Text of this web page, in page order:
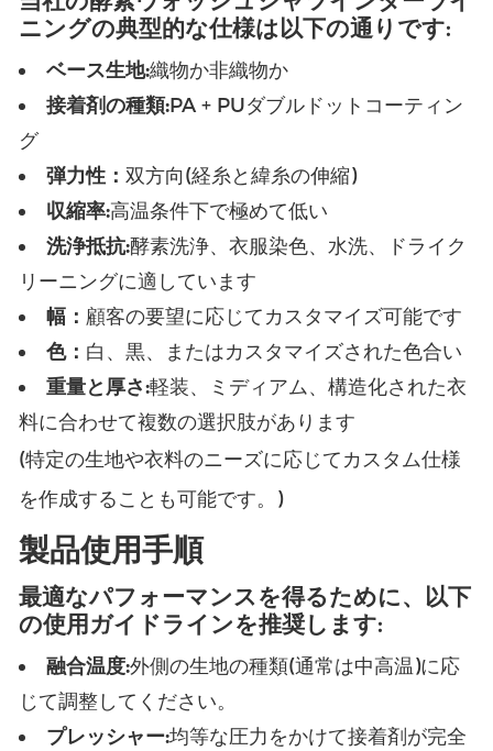
ニングの典型的な仕様は以下の通りです:
ベース生地:織物か非織物か
接着剤の種類:PA + PUダブルドットコーティン
グ
弾力性：双方向(経糸と緯糸の伸縮)
収縮率:高温条件下で極めて低い
洗浄抵抗:酵素洗浄、衣服染色、水洗、ドライク
リーニングに適しています
幅： 顧客の要望に応じてカスタマイズ可能です
色： 白、黒、またはカスタマイズされた色合い
重量と厚さ:軽装、ミディアム、構造化された衣
料に合わせて複数の選択肢があります
(特定の生地や衣料のニーズに応じてカスタム仕様
を作成することも可能です。)
製品使用手順
最適なパフォーマンスを得るために、以下
の使用ガイドラインを推奨します:
融合温度:外側の生地の種類(通常は中高温)に応
じて調整してください。
プレッシャー:均等な圧力をかけて接着剤が完全